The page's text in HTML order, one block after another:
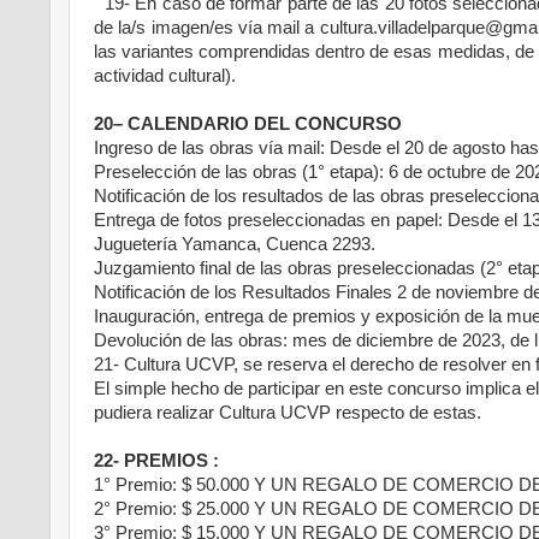
de la/s imagen/es vía mail a
las variantes comprendidas dentro de esas medidas,
actividad cultural).
20– CALENDARIO DEL CONCURSO
Ingreso de las obras vía mail: Desde el 20 de agosto
Preselección de las obras (1° etapa): 6 de octubre de
Notificación de los resultados de las obras
Entrega de fotos preseleccionadas en papel: Desde el
Juguetería Yamanca, Cuenca 2293.
Juzgamiento final de las obras preseleccionadas (2°
Notificación de los Resultados Finales 2 de noviembre
Inauguración, entrega de premios y exposición de la
Devolución de las obras: mes de diciembre de 2023,
21- Cultura UCVP, se reserva el derecho de resolver
El simple hecho de participar en este concurso implica
pudiera realizar Cultura UCVP respecto de estas.
22- PREMIOS :
1° Premio: $ 50.000 Y UN REGALO DE COMERCIO
2° Premio: $ 25.000 Y UN REGALO DE COMERCIO
3° Premio: $ 15.000 Y UN REGALO DE COMERCIO